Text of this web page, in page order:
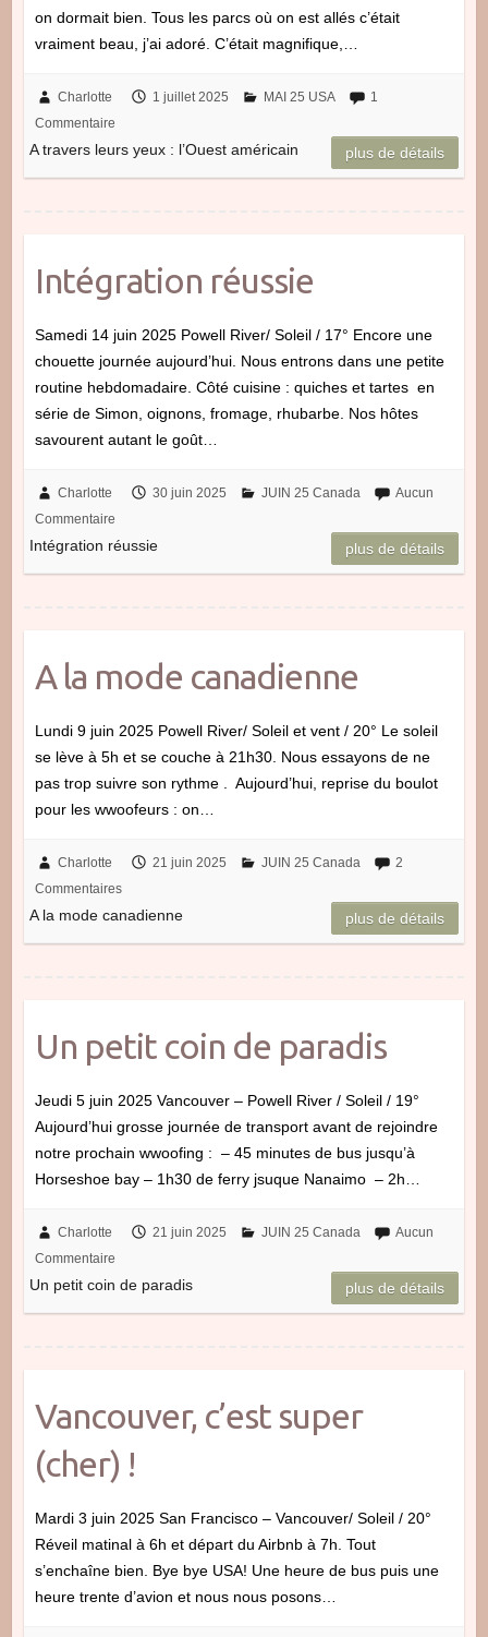
on dormait bien. Tous les parcs où on est allés c’était
vraiment beau, j’ai adoré. C’était magnifique,…
Charlotte 1 juillet 2025 MAI 25 USA
1
Commentaire
A travers leurs yeux : l’Ouest américain plus de détails
Intégration réussie
Samedi 14 juin 2025 Powell River/ Soleil / 17° Encore une
chouette journée aujourd’hui. Nous entrons dans une petite
routine hebdomadaire. Côté cuisine : quiches et tartes en
série de Simon, oignons, fromage, rhubarbe. Nos hôtes
savourent autant le goût…
Charlotte 30 juin 2025 JUIN 25 Canada
Aucun
Commentaire
Intégration réussie plus de détails
A la mode canadienne
Lundi 9 juin 2025 Powell River/ Soleil et vent / 20° Le soleil
se lève à 5h et se couche à 21h30. Nous essayons de ne
pas trop suivre son rythme . Aujourd’hui, reprise du boulot
pour les wwoofeurs : on…
Charlotte 21 juin 2025 JUIN 25 Canada
2
Commentaires
A la mode canadienne plus de détails
Un petit coin de paradis
Jeudi 5 juin 2025 Vancouver – Powell River / Soleil / 19°
Aujourd’hui grosse journée de transport avant de rejoindre
notre prochain wwoofing : – 45 minutes de bus jusqu’à
Horseshoe bay – 1h30 de ferry jsuque Nanaimo – 2h…
Charlotte 21 juin 2025 JUIN 25 Canada
Aucun
Commentaire
Un petit coin de paradis plus de détails
Vancouver, c’est super
(cher) !
Mardi 3 juin 2025 San Francisco – Vancouver/ Soleil / 20°
Réveil matinal à 6h et départ du Airbnb à 7h. Tout
s’enchaîne bien. Bye bye USA! Une heure de bus puis une
heure trente d’avion et nous nous posons…